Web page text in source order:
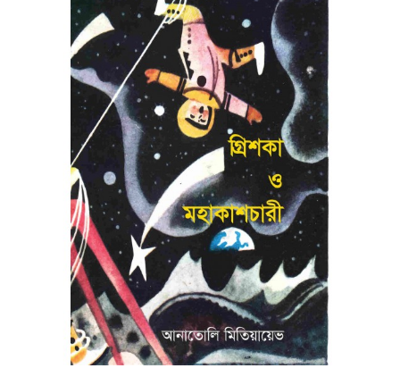
৳188 ৳250 -25%